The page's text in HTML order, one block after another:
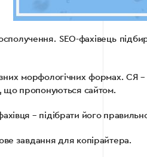
SEO-фахівець
морфологічних формах. СЯ
що пропонуються сайтом.
– підібрати його
завдання для копірайтера.